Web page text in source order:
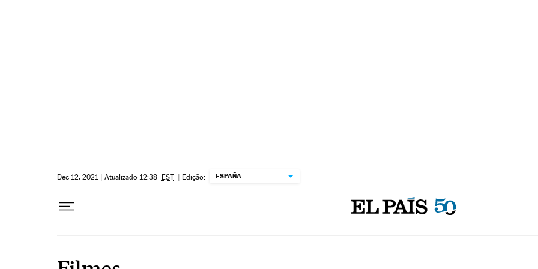
Dec 12, 2021 | Atualizado 12:38 EST | Edição: ESPAÑA